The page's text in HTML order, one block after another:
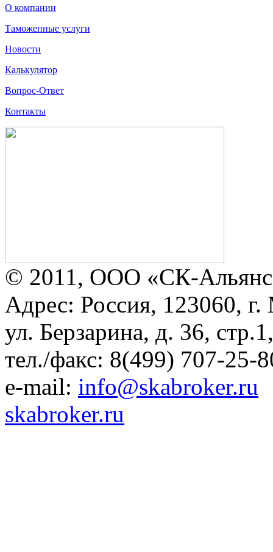
О компании
Таможенные услуги
Новости
Калькулятор
Вопрос-Ответ
Контакты
© 2011, ООО «СК-
Адрес: Россия, 123060, г.
ул. Берзарина, д. 36,
тел./факс: 8(499) 707-25-
e-mail: info@skabroker.ru
skabroker.ru